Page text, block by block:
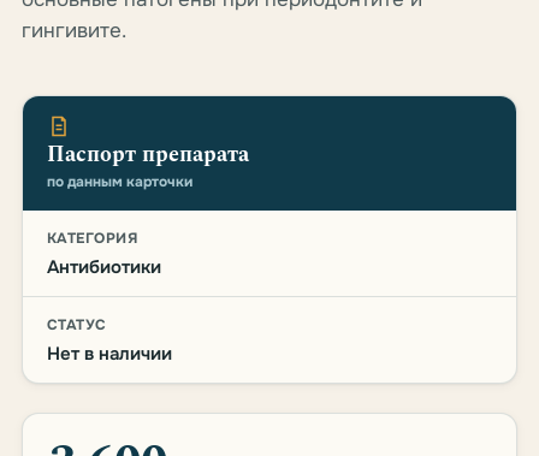
гингивите.
Паспорт препарата
по данным карточки
КАТЕГОРИЯ
Антибиотики
СТАТУС
Нет в наличии